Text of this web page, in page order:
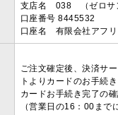
支店名 038 （ゼロサ
口座番号 8445532
口座名 有限会社アフ
ご注文確定後、決済サ
トよりカードのお手続
カードお手続き完了の
（営業日の16：00ま